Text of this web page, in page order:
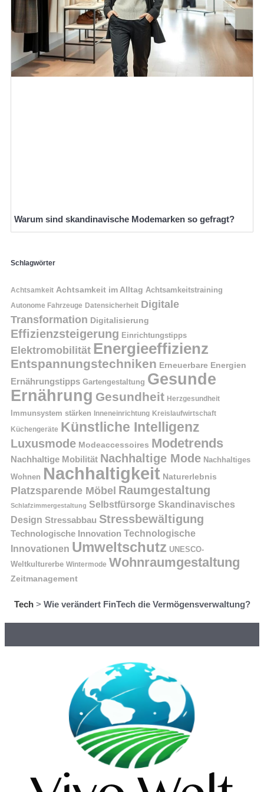
Warum sind skandinavische Modemarken so gefragt?
Schlagwörter
Achtsamkeit Achtsamkeit im Alltag Achtsamkeitstraining
Autonome Fahrzeuge Datensicherheit Digitale
Transformation Digitalisierung
Effizienzsteigerung Einrichtungstipps
Elektromobilität Energieeffizienz
Entspannungstechniken Erneuerbare Energien
Ernährungstipps Gartengestaltung Gesunde
Ernährung Gesundheit Herzgesundheit
Immunsystem stärken Inneneinrichtung Kreislaufwirtschaft
Küchengeräte Künstliche Intelligenz
Luxusmode Modeaccessoires Modetrends
Nachhaltige Mobilität Nachhaltige Mode Nachhaltiges
Wohnen Nachhaltigkeit Naturerlebnis
Platzsparende Möbel Raumgestaltung
Schlafzimmergestaltung Selbstfürsorge Skandinavisches
Design Stressabbau Stressbewältigung
Technologische Innovation Technologische
Innovationen Umweltschutz UNESCO-
Weltkulturerbe Wintermode Wohnraumgestaltung
Zeitmanagement
Tech> Wie verändert FinTech die Vermögensverwaltung?